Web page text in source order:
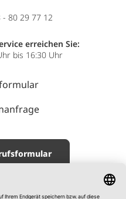
- 80 29 77 12
erreichen Sie:
bis 16:30 Uhr